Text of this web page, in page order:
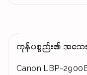
ကုန်ပစ္စည်း၏ အသေ
Canon LBP-